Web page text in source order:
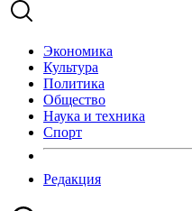
Экономика
Культура
Политика
Общество
Наука и техника
Спорт
Редакция